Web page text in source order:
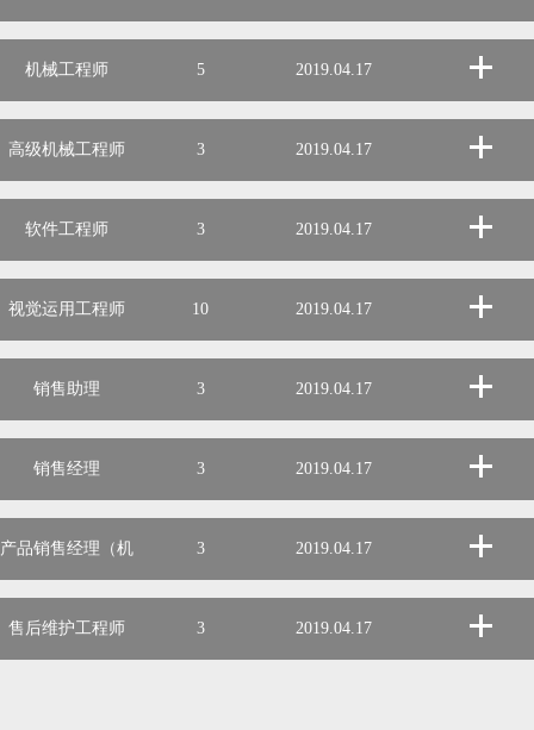
机械工程师 5 2019.04.17
高级机械工程师 3 2019.04.17
软件工程师 3 2019.04.17
视觉运用工程师 10 2019.04.17
销售助理 3 2019.04.17
销售经理 3 2019.04.17
产品销售经理（机 3 2019.04.17
售后维护工程师 3 2019.04.17